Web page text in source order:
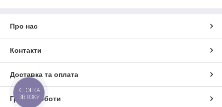
Про нас
Контакти
Доставка та оплата
Графік роботи
КНОПКА
ЗВ'ЯЗКУ